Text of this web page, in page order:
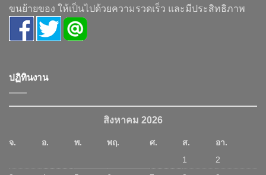
ขนย้ายของ ให้เป็นไปด้วยความรวดเร็ว และมีประสิทธิภาพ
ปฏิทินงาน
สิงหาคม 2026
จ. อ. พ. พฤ. ศ. ส.
อา.
1
2